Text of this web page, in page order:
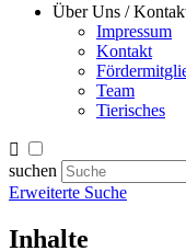
Über Uns /
Impressum
Kontakt
Team
Tierisches
suchen
Erweiterte Suche
Inhalte